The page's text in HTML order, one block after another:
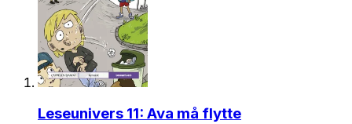
Leseunivers 11: Ava må flytte